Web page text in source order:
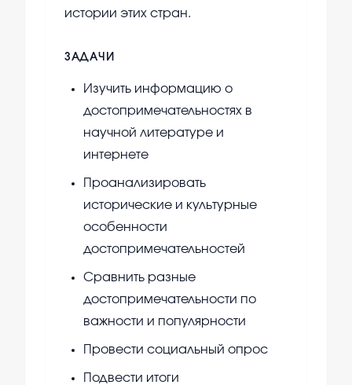
истории этих стран.
ЗАДАЧИ
Изучить информацию о
достопримечательностях в
научной литературе и
интернете
Проанализировать
исторические и культурные
особенности
достопримечательностей
Сравнить разные
достопримечательности по
важности и популярности
Провести социальный опрос
Подвести итоги